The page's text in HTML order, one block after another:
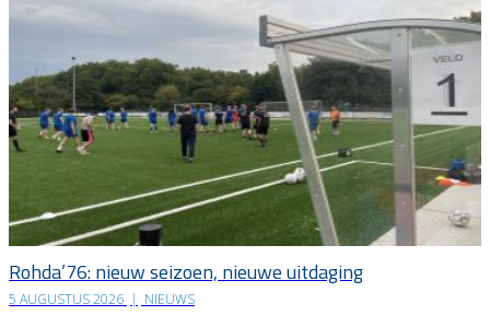
Rohda’76: nieuw seizoen, nieuwe uitdaging
5 AUGUSTUS 2026 | NIEUWS